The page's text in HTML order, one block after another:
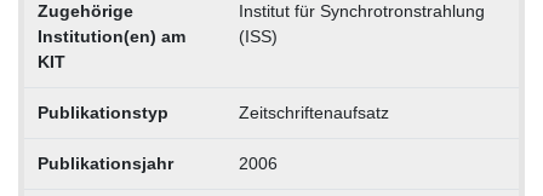
Zugehörige
Institution(en) am
KIT
Institut für Synchrotronstrahlung
(ISS)
Publikationstyp Zeitschriftenaufsatz
Publikationsjahr 2006